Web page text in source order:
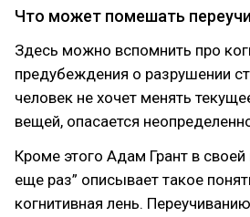
Что может помешать
Здесь можно вспомнить про
предубеждения о разрушении
человек не хочет менять
вещей, опасается
Кроме этого Адам Грант в своей
еще раз” описывает такое
когнитивная лень.